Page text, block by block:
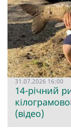
31.07.2026 16:00
14-річний
(відео)